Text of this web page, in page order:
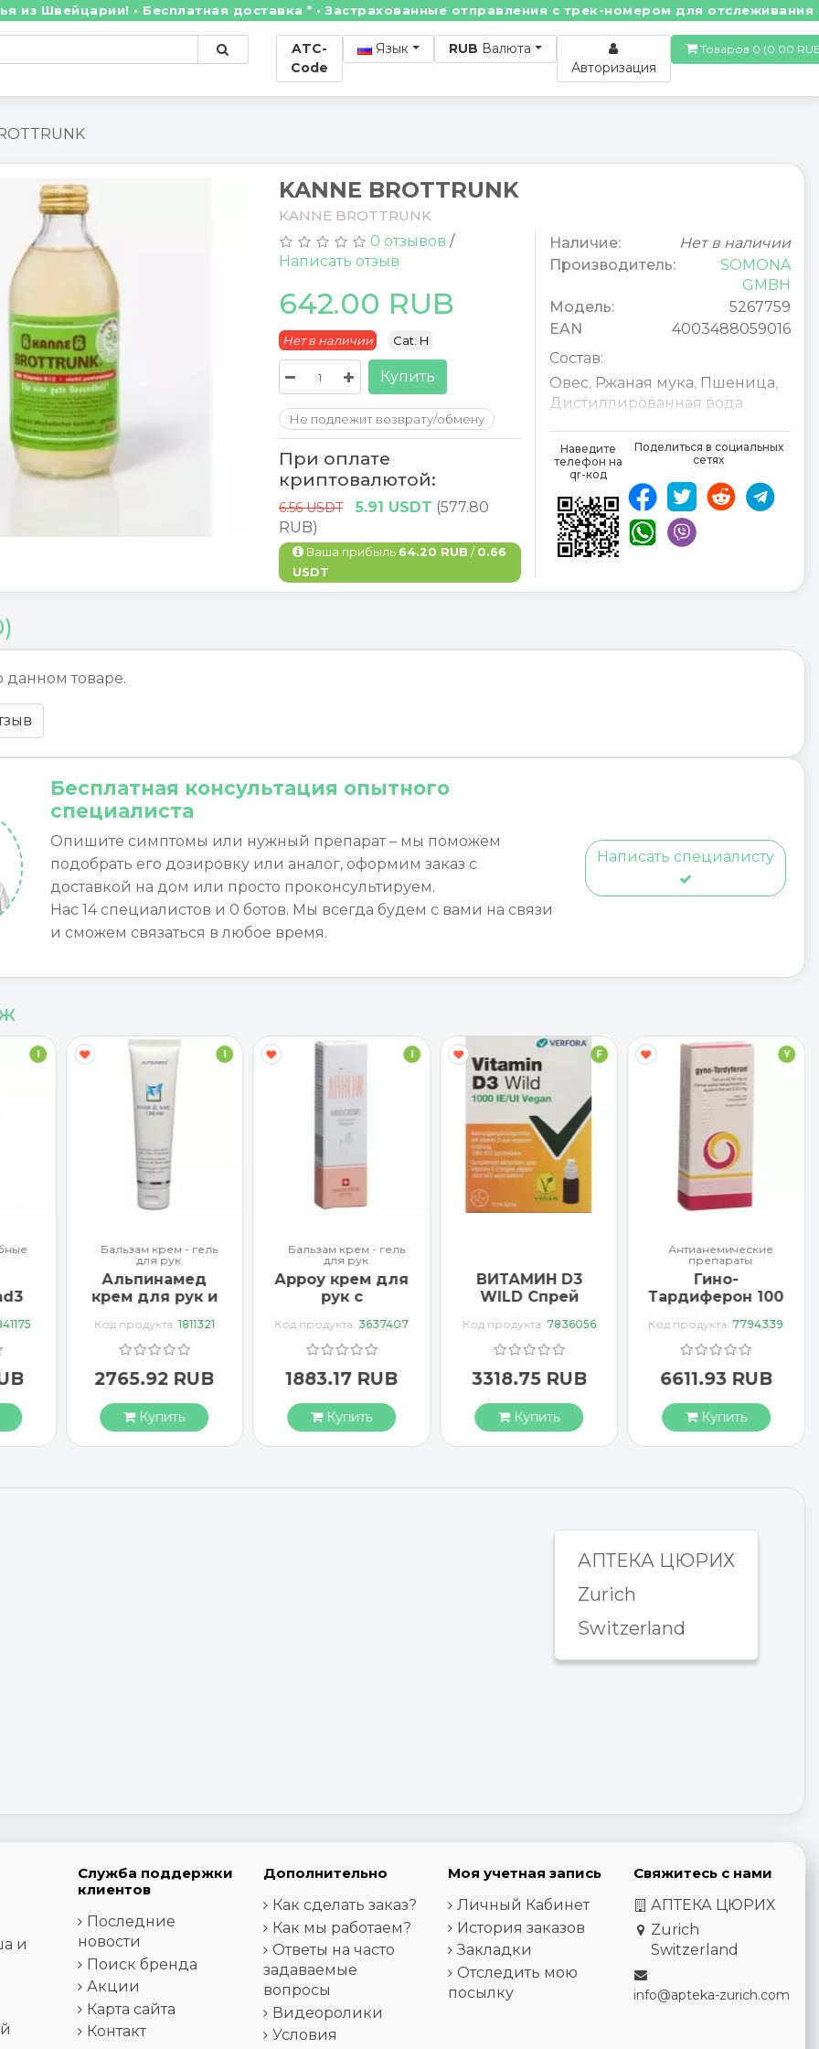
• Бесплатная доставка * • Застрахованные отправления с трек-номером для отслеживания!
ATC-
Code
Язык RUB Валюта
Авторизация
Товаров 0
KANNE BROTTRUNK
KANNE BROTTRUNK
0 отзывов /
Написать отзыв
642.00 RUB
Нет в наличии Cat. H
Купить
Не подлежит возврату/обмену
При оплате
криптовалютой:
6.56 USDT 5.91 USDT (577.80
RUB)
Ваша прибыль 64.20 RUB / 0.66
USDT
Наличие:
Нет в наличии
Производитель:
SOMONA
GMBH
Модель:
5267759
EAN
4003488059016
Состав:
Овес, Ржаная мука, Пшеница,
Дистиллированная вода
Hafer,Roggen,Weizen,Wasser
gereinigt,
Наведите
телефон на
qr-код
Поделиться в социальных
сетях
данном товаре.
Бесплатная консультация опытного
специалиста
Опишите симптомы или нужный препарат – мы поможем
подобрать его дозировку или аналог, оформим заказ с
доставкой на дом или просто проконсультируем.
Нас 14 специалистов и 0 ботов. Мы всегда будем с вами на связи
и сможем связаться в любое время.
Написать специалисту
I I
Бальзам крем - гель
для рук
Альпинамед
крем для рук и
Примулы
вечерней 100 мл
Код продукта:1811321
2765.92 RUB
Купить
I
Бальзам крем - гель
для рук
Арроу крем для
рук с
маслом 65 мл
Код продукта:3637407
1883.17 RUB
Купить
F
ВИТАМИН D3
WILD Спрей
веганский
Код продукта: 7836056
3318.75 RUB
Купить
Y
Антианемические
препараты
Гино-
Тардиферон 100
Код продукта:7794339
6611.93 RUB
Купить
АПТЕКА ЦЮРИХ
Zurich
Switzerland
и
Служба поддержки
клиентов
Последние
новости
Поиск бренда
Акции
Карта сайта
Контакт
Дополнительно
Как сделать заказ?
Как мы работаем?
Ответы на часто
задаваемые
вопросы
Видеоролики
Условия
Моя учетная запись
Личный Кабинет
История заказов
Закладки
Отследить мою
посылку
Свяжитесь с нами
АПТЕКА ЦЮРИХ
Zurich
Switzerland
info@apteka-zurich.com